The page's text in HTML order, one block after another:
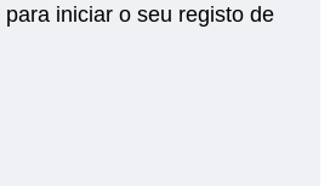
iniciar o seu registo de